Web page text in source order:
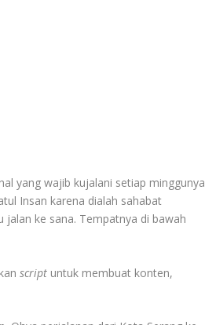
yang wajib kujalani setiap minggunya
Insan karena dialah sahabat
ke sana. Tempatnya di bawah
script untuk membuat konten,